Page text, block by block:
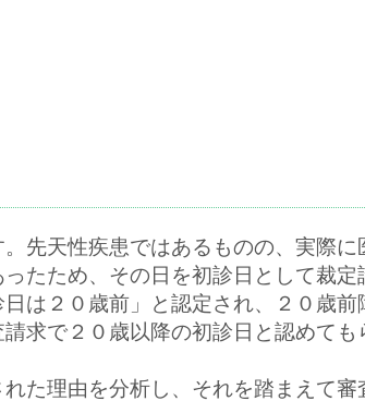
先天性疾患ではあるものの、実際に
たため、その日を初診日として裁定
は２０歳前」と認定され、２０歳前
求で２０歳以降の初診日と認めても
た理由を分析し、それを踏まえて審